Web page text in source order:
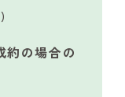
約の場合の